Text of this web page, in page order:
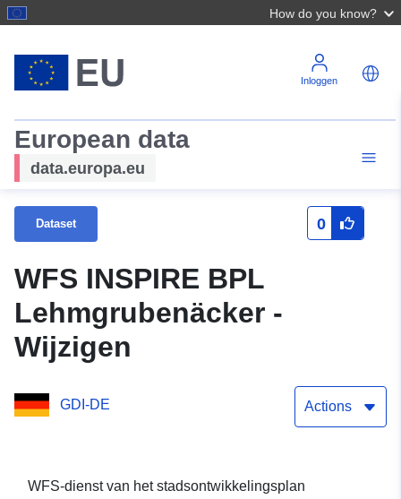
How do you know?
Inloggen
European data
data.europa.eu
Dataset 0
WFS INSPIRE BPL
Lehmgrubenäcker -
Wijzigen
GDI-DE Actions
WFS-dienst van het stadsontwikkelingsplan